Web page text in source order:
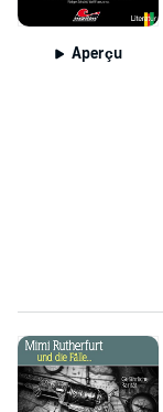
Aperçu